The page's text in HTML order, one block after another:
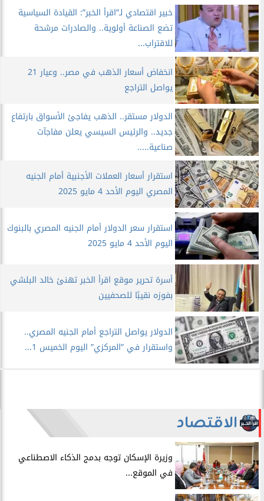
خبير اقتصادي لـ”اقرأ الخبر”: القيادة السياسية
تضع الصناعة أولوية.. والصادرات مرشحة
للاقتراب...
انخفاض أسعار الذهب في مصر.. وعيار 21
يواصل التراجع
الدولار مستقر.. الذهب يفاجئ الأسواق بارتفاع
جديد.. والرئيس السيسي يعلن مفاجآت
صناعية.....
استقرار أسعار العملات الأجنبية أمام الجنيه
المصري اليوم الأحد 4 مايو 2025
استقرار سعر الدولار أمام الجنيه المصري بالبنوك
اليوم الأحد 4 مايو 2025
أسرة تحرير موقع اقرأ الخبر تهنئ خالد البلشي
بفوزه نقيبًا للصحفيين
الدولار يواصل التراجع أمام الجنيه المصري..
واستقرار في ”المركزي” اليوم الخميس 1...
الاقتصاد
​وزيرة الإسكان توجه بدمج الذكاء الاصطناعي
في الموقع...